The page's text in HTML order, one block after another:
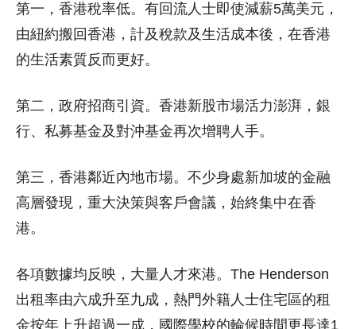
第一，香港稅率低。有回流人士即使減薪5萬美元，
由紐約搬回香港，計及稅款及生活成本後，在香港
的生活素質反而更好。
第二，政府招商引資。香港新股市場活力澎湃，銀
行、私募基金及對沖基金再次增聘人手。
第三，香港鄰近內地市場。不少身處新加坡的金融
高層發現，重大決策與客戶會議，始終集中在香
港。
各項數據均反映，大量人才來港。The Henderson
出租率由六成升至九成，熱門外籍人士住宅區的租
金按年上升超過一成，國際學校的輪候時間更長達1